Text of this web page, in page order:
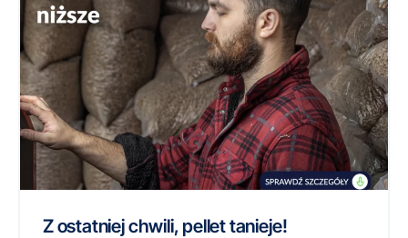
Z ostatniej chwili, pellet tanieje!